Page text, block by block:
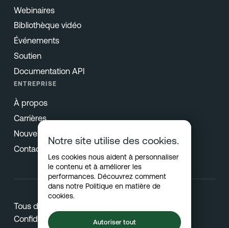
Webinaires
Bibliothèque vidéo
Événements
Soutien
Documentation API
ENTREPRISE
À propos
Carrières
Nouvelles & Presse
Contact
Tous droits réservés © 2026 Netradyne
Confidentialité
Notre site utilise des cookies.
Les cookies nous aident à personnaliser
le contenu et à améliorer les
performances. Découvrez comment
dans notre Politique en matière de
cookies.
Autoriser tout